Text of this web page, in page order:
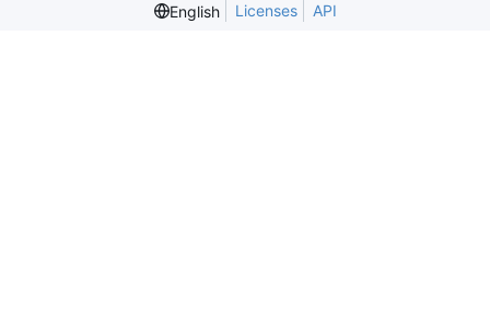
English
Licenses API